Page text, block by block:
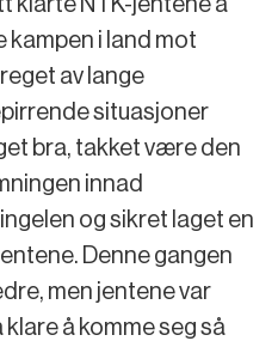
i land mot
av lange
situasjoner
bra, takket være den
innad
og sikret laget en
Denne gangen
men jentene var
å komme seg så